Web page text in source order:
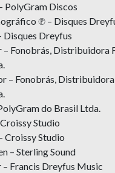
PolyGram Discos
℗ – Disques
Dreyfus
– Fonobrás, Distribuidora
– Fonobrás,
do Brasil Ltda.
Studio
Croissy Studio
– Sterling Sound
Francis Dreyfus Music